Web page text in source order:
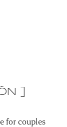
]
for couples